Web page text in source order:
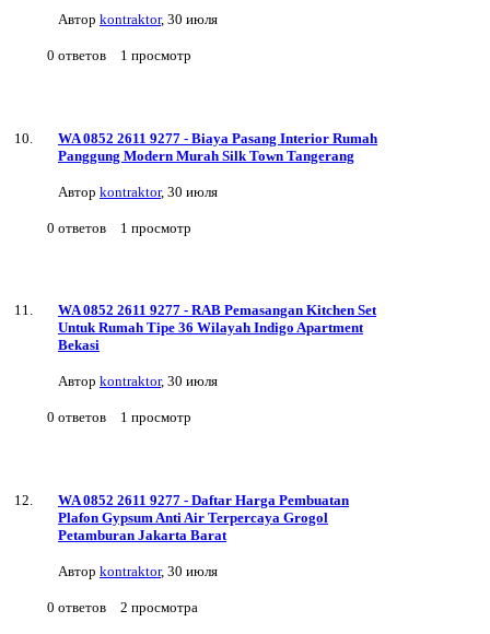
Автор kontraktor, 30 июля
0 ответов 1 просмотр
WA 0852 2611 9277 - Biaya Pasang Interior Rumah
Panggung Modern Murah Silk Town Tangerang
Автор kontraktor, 30 июля
0 ответов 1 просмотр
WA 0852 2611 9277 - RAB Pemasangan Kitchen Set
Untuk Rumah Tipe 36 Wilayah Indigo Apartment
Bekasi
Автор kontraktor, 30 июля
0 ответов 1 просмотр
WA 0852 2611 9277 - Daftar Harga Pembuatan
Plafon Gypsum Anti Air Terpercaya Grogol
Petamburan Jakarta Barat
Автор kontraktor, 30 июля
0 ответов 2 просмотра